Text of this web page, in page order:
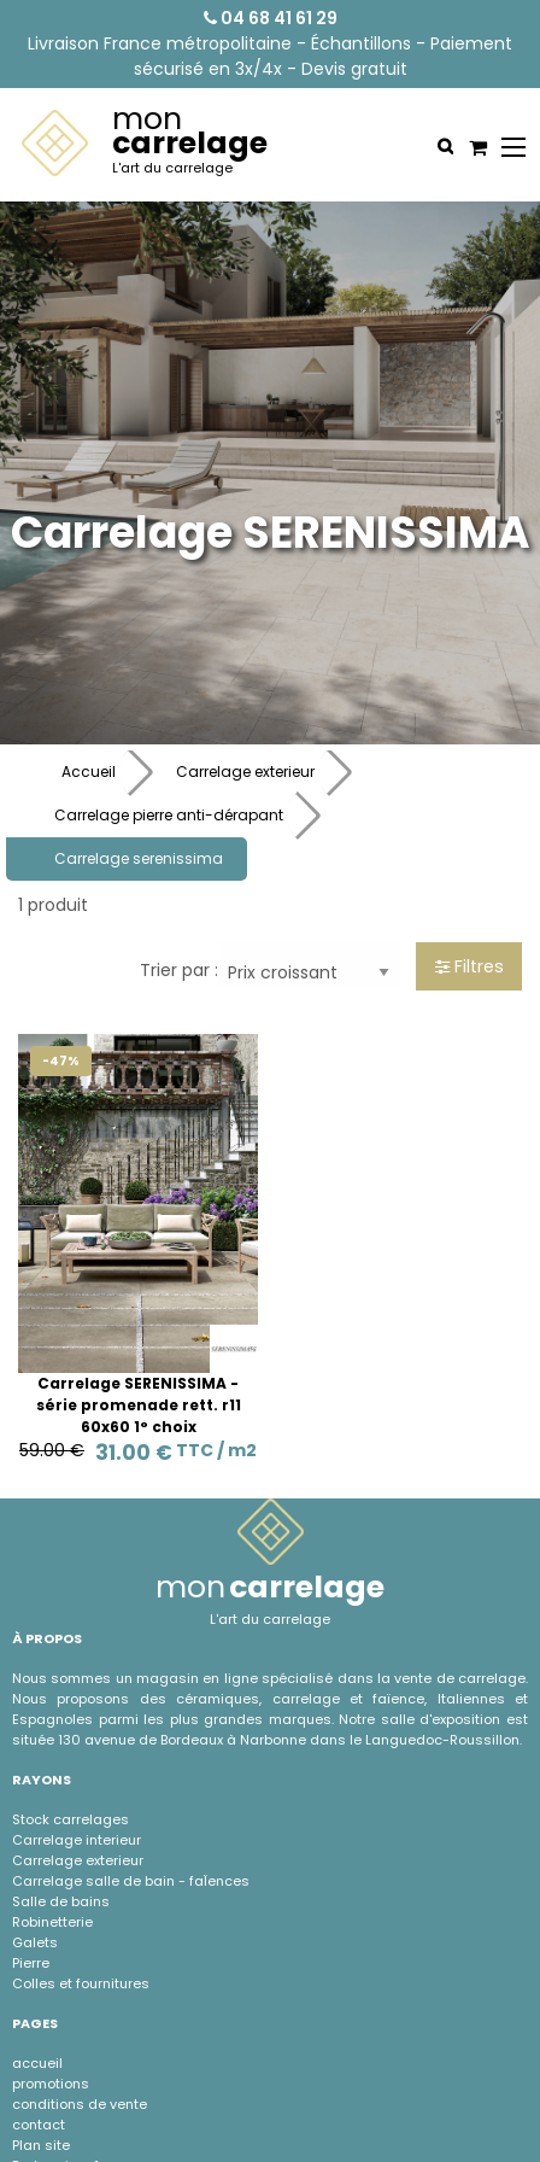
04 68 41 61 29
Livraison France métropolitaine - Échantillons - Paiement
sécurisé en 3x/4x - Devis gratuit
mon
carrelage
L'art du carrelage
Carrelage SERENISSIMA
Accueil Carrelage exterieur
Carrelage pierre anti-dérapant
Carrelage serenissima
1 produit
Trier par : Filtres
-47%
Carrelage SERENISSIMA -
série promenade rett. r11
60x60 1° choix
59.00 € 31.00 € TTC / m2
moncarrelage
L'art du carrelage
À PROPOS
Nous sommes un magasin en ligne spécialisé dans la vente de carrelage.
Nous proposons des céramiques, carrelage et faïence, Italiennes et
Espagnoles parmi les plus grandes marques. Notre salle d'exposition est
située 130 avenue de Bordeaux à Narbonne dans le Languedoc-Roussillon.
RAYONS
Stock carrelages
Carrelage interieur
Carrelage exterieur
Carrelage salle de bain - faÏences
Salle de bains
Robinetterie
Galets
Pierre
Colles et fournitures
PAGES
accueil
promotions
conditions de vente
contact
Plan site